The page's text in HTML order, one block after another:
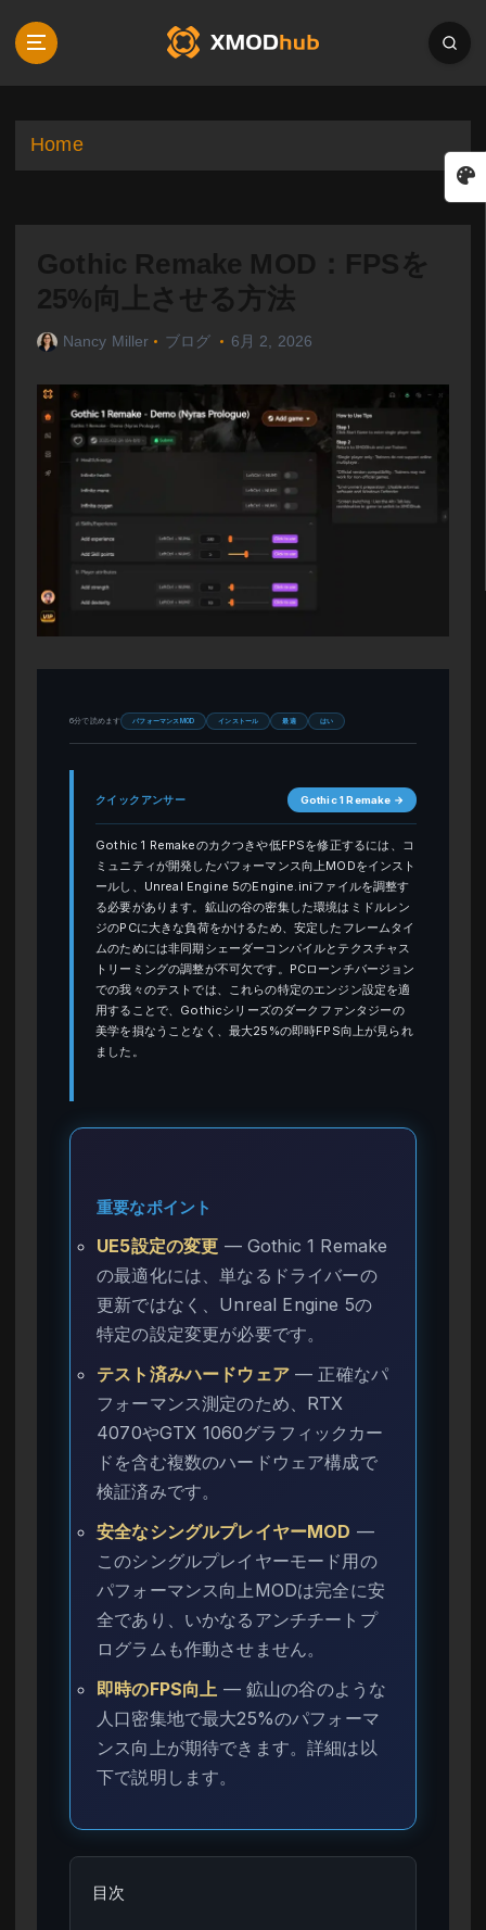
p
Home
Gothic Remake MOD：FPSを
25%向上させる方法
Nancy Miller ブログ 6月 2, 2026
6分で読めます パフォーマンスMOD インストール 最適 はい
クイックアンサー Gothic 1 Remake →
Gothic 1 Remakeのカクつきや低FPSを修正するには、コ
ミュニティが開発したパフォーマンス向上MODをインスト
ールし、Unreal Engine 5のEngine.iniファイルを調整す
る必要があります。鉱山の谷の密集した環境はミドルレン
ジのPCに大きな負荷をかけるため、安定したフレームタイ
ムのためには非同期シェーダーコンパイルとテクスチャス
トリーミングの調整が不可欠です。PCローンチバージョン
での我々のテストでは、これらの特定のエンジン設定を適
用することで、Gothicシリーズのダークファンタジーの
美学を損なうことなく、最大25%の即時FPS向上が見られ
ました。
重要なポイント
UE5設定の変更 — Gothic 1 Remake
の最適化には、単なるドライバーの
更新ではなく、Unreal Engine 5の
特定の設定変更が必要です。
テスト済みハードウェア— 正確なパ
フォーマンス測定のため、RTX
4070やGTX 1060グラフィックカー
ドを含む複数のハードウェア構成で
検証済みです。
安全なシングルプレイヤーMOD —
このシングルプレイヤーモード用の
パフォーマンス向上MODは完全に安
全であり、いかなるアンチチートプ
ログラムも作動させません。
即時のFPS向上 — 鉱山の谷のような
人口密集地で最大25%のパフォーマ
ンス向上が期待できます。詳細は以
下で説明します。
目次